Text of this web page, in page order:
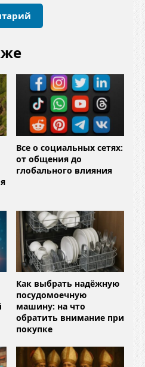
Все о социальных сетях:
от общения до
глобального влияния
Как выбрать надёжную
посудомоечную
машину: на что
обратить внимание при
покупке